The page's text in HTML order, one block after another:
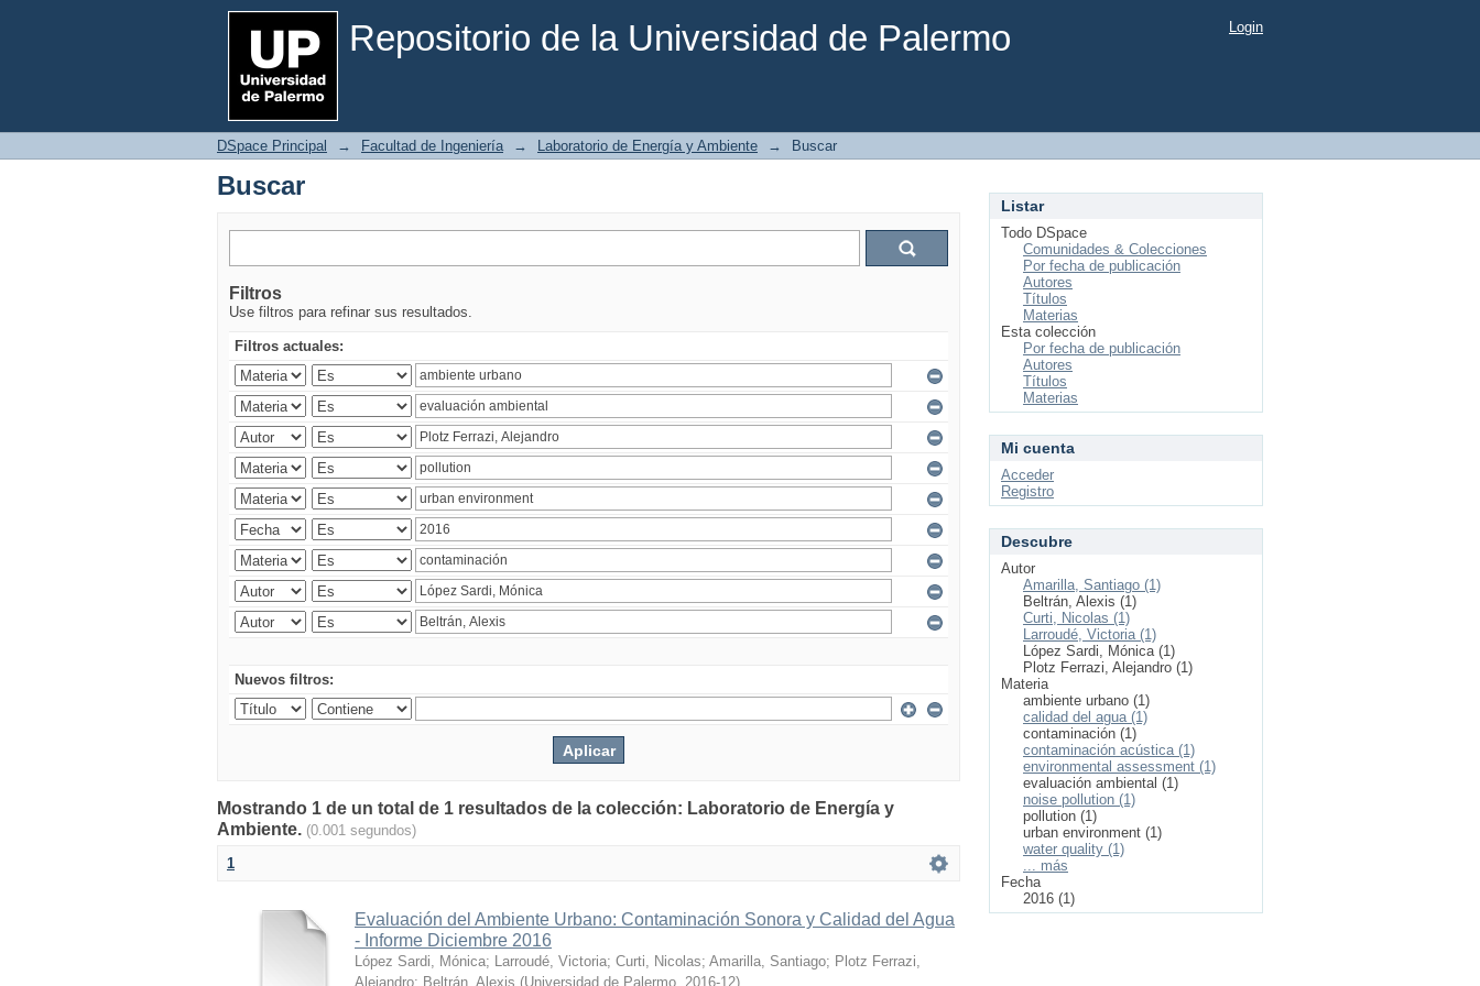
Repositorio de la Universidad de Palermo
Buscar Login
DSpace Principal → Facultad de Ingeniería → Laboratorio de Energía y Ambiente → Buscar
Buscar
Filtros
Use filtros para refinar sus resultados.
Filtros actuales:
Nuevos filtros:
Mostrando 1 de un total de 1 resultados de la colección: Laboratorio de Energía y
Ambiente. (0.001 segundos)
1
Evaluación del Ambiente Urbano: Contaminación Sonora y Calidad del Agua
- Informe Diciembre 2016
López Sardi, Mónica; Larroudé, Victoria; Curti, Nicolas; Amarilla, Santiago; Plotz Ferrazi,
Alejandro; Beltrán, Alexis (Universidad de Palermo 2016-12)
Listar
Todo DSpace
Comunidades & Colecciones
Por fecha de publicación
Autores
Títulos
Materias
Esta colección
Por fecha de publicación
Autores
Títulos
Materias
Mi cuenta
Acceder
Registro
Descubre
Autor
Amarilla, Santiago (1)
Beltrán, Alexis (1)
Curti, Nicolas (1)
Larroudé, Victoria (1)
López Sardi, Mónica (1)
Plotz Ferrazi, Alejandro (1)
Materia
ambiente urbano (1)
calidad del agua (1)
contaminación (1)
contaminación acústica (1)
environmental assessment (1)
evaluación ambiental (1)
noise pollution (1)
pollution (1)
urban environment (1)
water quality (1)
... más
Fecha
2016 (1)